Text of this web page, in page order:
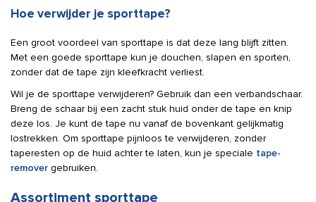
Hoe verwijder je sporttape?
Een groot voordeel van sporttape is dat deze lang blijft zitten.
Met een goede sporttape kun je douchen, slapen en sporten,
zonder dat de tape zijn kleefkracht verliest.
Wil je de sporttape verwijderen? Gebruik dan een verbandschaar.
Breng de schaar bij een zacht stuk huid onder de tape en knip
deze los. Je kunt de tape nu vanaf de bovenkant gelijkmatig
lostrekken. Om sporttape pijnloos te verwijderen, zonder
taperesten op de huid achter te laten, kun je speciale tape-
remover gebruiken.
Assortiment sporttape